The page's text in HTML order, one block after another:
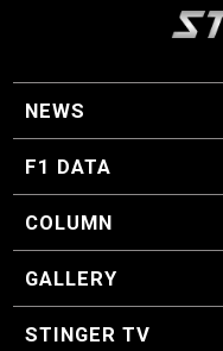
NEWS
F1 ニュース
F1 DATA
F1 日程
F1 データ
COLUMN
マイ・ワンダフル・サ
スクーデリア・一方通行
F1に燃え、ゴルフに泣
スティングくんの部屋
GALLERY
GALLERY
STINGER TV